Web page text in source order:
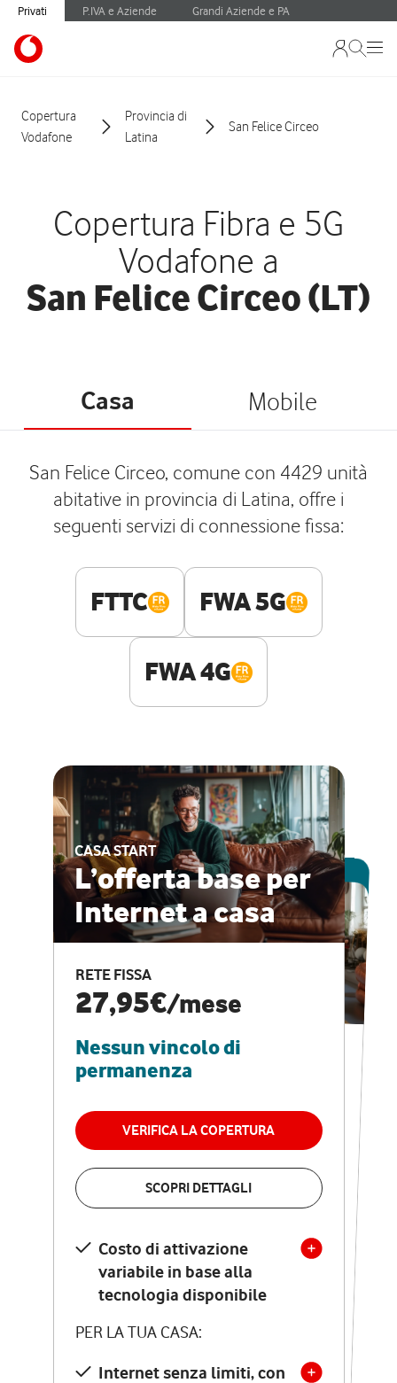
Privati P.IVA e Aziende Grandi Aziende e PA
Copertura
Vodafone
Provincia di
Latina
San Felice Circeo
Copertura Fibra e 5G
Vodafone a
San Felice Circeo (LT)
Casa Mobile
San Felice Circeo, comune con 4429 unità
abitative in provincia di Latina, offre i
seguenti servizi di connessione fissa:
FTTC FWA 5G
FWA 4G
CASA START
L’offerta base per
Internet a casa
RETE FISSA
27,95€/mese
Nessun vincolo di
permanenza
VERIFICA LA COPERTURA
SCOPRI DETTAGLI
Costo di attivazione
variabile in base alla
tecnologia disponibile
PER LA TUA CASA:
Internet senza limiti, con
ESCLUSIVA ONLINE
CASA PRO
Internet veloce e
vantaggi speciali
RETE FISSA + VODAFONE CLUB
29,95€
permanenza
VERIFICA LA COPERTURA
Costo di attivazione
variabile in base alla
tecnologia disponibile
PER LA TUA CASA:
Internet senza limiti, con
la migliore tecnologia